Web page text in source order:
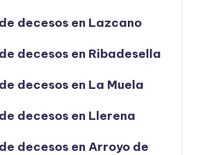
decesos en Lazcano
decesos en Ribadesella
decesos en La Muela
decesos en Llerena
decesos en Arroyo de